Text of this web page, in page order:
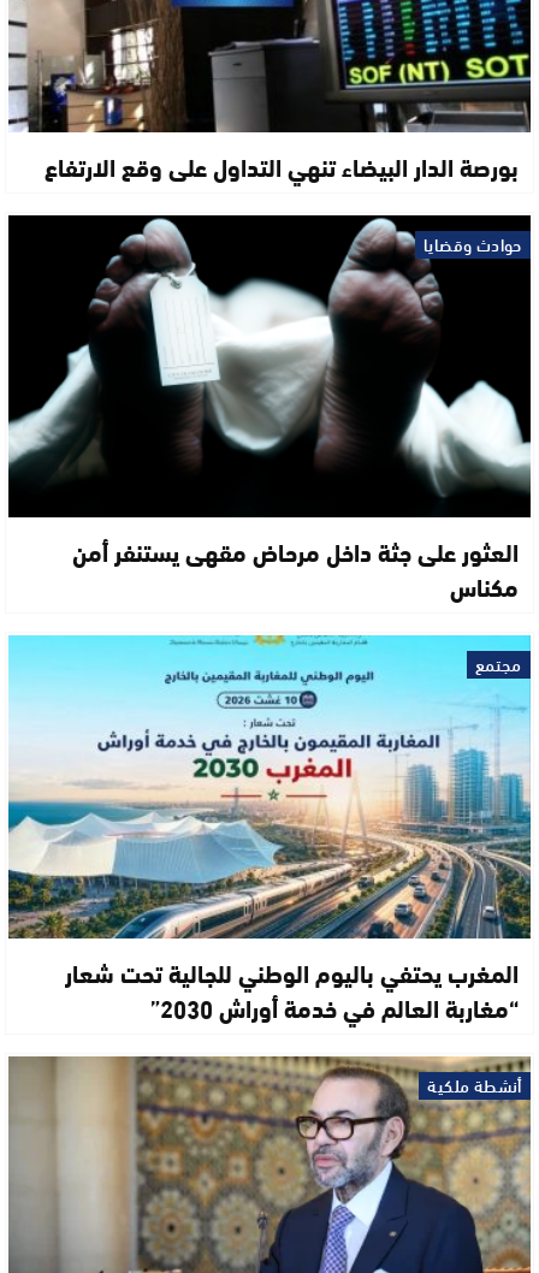
بورصة الدار البيضاء تنهي التداول على وقع الارتفاع
حوادث وقضايا
العثور على جثة داخل مرحاض مقهى يستنفر أمن
مكناس
مجتمع
المغرب يحتفي باليوم الوطني للجالية تحت شعار
“مغاربة العالم في خدمة أوراش 2030”
أنشطة ملكية